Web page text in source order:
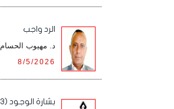
الرد واجب
د. مهيوب الحسام
8/5/2026
بشارة الوجود (3)